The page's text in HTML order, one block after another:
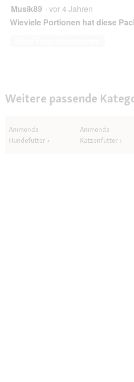
Musik89 · vor 4 Jahren
Wieviele Portionen hat diese
Weitere passende
Animonda
Hundefutter
Animonda
Katzenfutter